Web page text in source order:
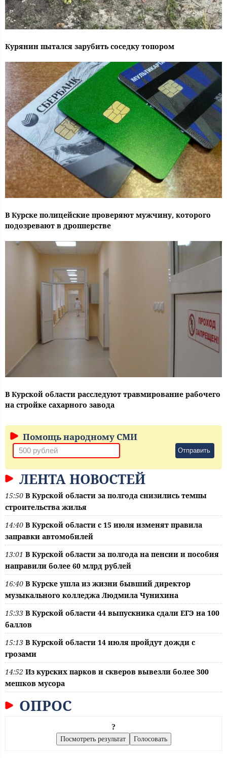
Курянин пытался зарубить соседку топором
В Курске полицейские проверяют мужчину, которого
подозревают в дропперстве
В Курской области расследуют травмирование рабочего
на стройке сахарного завода
Помощь народному СМИ
Отправить
ЛЕНТА НОВОСТЕЙ
15:50 В Курской области за полгода снизились темпы
строительства жилья
14:40 В Курской области с 15 июля изменят правила
заправки автомобилей
13:01 В Курской области за полгода на пенсии и пособия
направили более 60 млрд рублей
16:40 В Курске ушла из жизни бывший директор
музыкального колледжа Людмила Чунихина
15:33 В Курской области 44 выпускника сдали ЕГЭ на 100
баллов
15:13 В Курской области 14 июля пройдут дожди с
грозами
14:52 Из курских парков и скверов вывезли более 300
мешков мусора
ОПРОС
?